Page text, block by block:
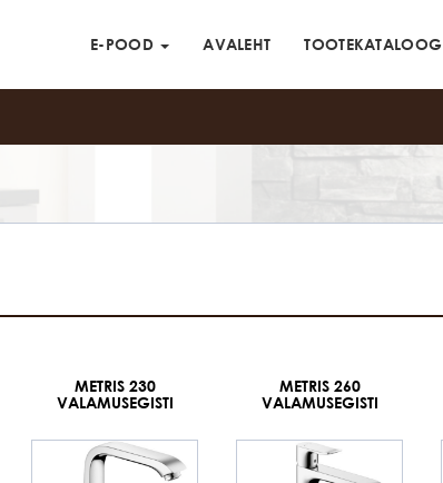
E-POOD AVALEHT TOOTEKATALOOG
METRIS 230
VALAMUSEGISTI
METRIS 260
VALAMUSEGISTI